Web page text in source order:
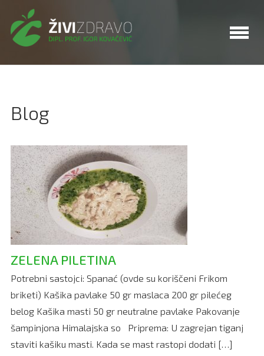
Blog
ZELENA PILETINA
Potrebni sastojci: Spanać (ovde su koriščeni Frikom
briketi) Kašika pavlake 50 gr maslaca 200 gr pilećeg
belog Kašika masti 50 gr neutralne pavlake Pakovanje
šampinjona Himalajska so Priprema: U zagrejan tiganj
staviti kašiku masti. Kada se mast rastopi dodati […]